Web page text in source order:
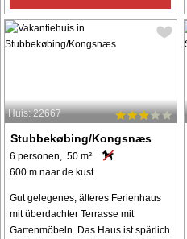
Huis: 22667
Stubbekøbing/Kongsnæs
6 personen, 50 m²
600 m naar de kust.
Gut gelegenes, älteres Ferienhaus
mit überdachter Terrasse mit
Gartenmöbeln. Das Haus ist spärlich